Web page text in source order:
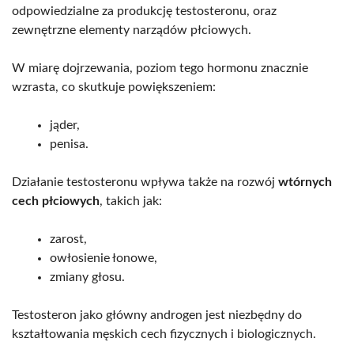
odpowiedzialne za produkcję testosteronu, oraz
zewnętrzne elementy narządów płciowych.
W miarę dojrzewania, poziom tego hormonu znacznie
wzrasta, co skutkuje powiększeniem:
jąder,
penisa.
Działanie testosteronu wpływa także na rozwój wtórnych
cech płciowych, takich jak:
zarost,
owłosienie łonowe,
zmiany głosu.
Testosteron jako główny androgen jest niezbędny do
kształtowania męskich cech fizycznych i biologicznych.